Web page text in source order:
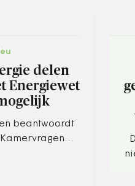
delen
Energiewet
beantwoordt